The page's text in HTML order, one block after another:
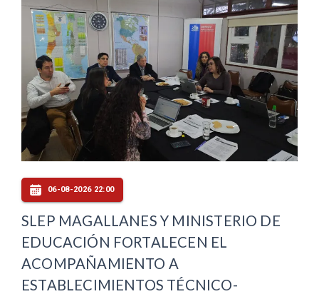
06-08-2026 22:00
SLEP MAGALLANES Y MINISTERIO DE
EDUCACIÓN FORTALECEN EL
ACOMPAÑAMIENTO A
ESTABLECIMIENTOS TÉCNICO-